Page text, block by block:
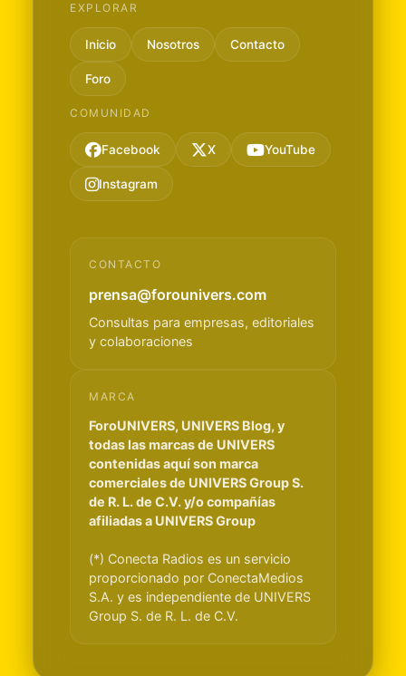
EXPLORAR
Inicio Nosotros Contacto
Foro
COMUNIDAD
Facebook X YouTube
Instagram
CONTACTO
prensa@forounivers.com
Consultas para empresas, editoriales
y colaboraciones
MARCA
ForoUNIVERS, UNIVERS Blog, y
todas las marcas de UNIVERS
contenidas aquí son marca
comerciales de UNIVERS Group S.
de R. L. de C.V. y/o compañías
afiliadas a UNIVERS Group
(*) Conecta Radios es un servicio
proporcionado por ConectaMedios
S.A. y es independiente de UNIVERS
Group S. de R. L. de C.V.